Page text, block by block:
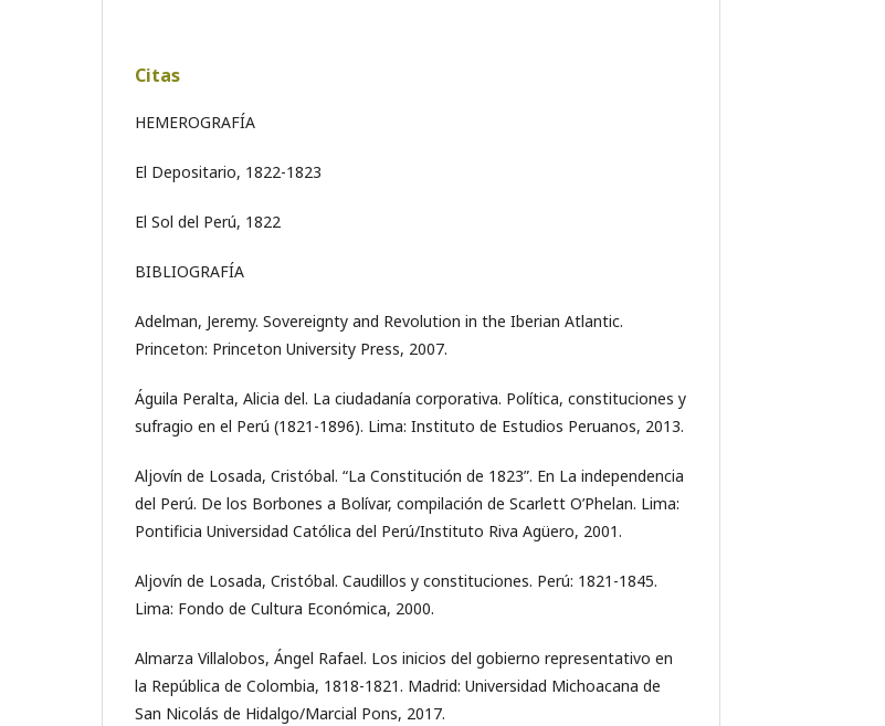
Citas
HEMEROGRAFÍA
El Depositario, 1822-1823
El Sol del Perú, 1822
BIBLIOGRAFÍA
Adelman, Jeremy. Sovereignty and Revolution in the Iberian Atlantic.
Princeton: Princeton University Press, 2007.
Águila Peralta, Alicia del. La ciudadanía corporativa. Política, constituciones y
sufragio en el Perú (1821-1896). Lima: Instituto de Estudios Peruanos, 2013.
Aljovín de Losada, Cristóbal. “La Constitución de 1823”. En La independencia
del Perú. De los Borbones a Bolívar, compilación de Scarlett O’Phelan. Lima:
Pontificia Universidad Católica del Perú/Instituto Riva Agüero, 2001.
Aljovín de Losada, Cristóbal. Caudillos y constituciones. Perú: 1821-1845.
Lima: Fondo de Cultura Económica, 2000.
Almarza Villalobos, Ángel Rafael. Los inicios del gobierno representativo en
la República de Colombia, 1818-1821. Madrid: Universidad Michoacana de
San Nicolás de Hidalgo/Marcial Pons, 2017.